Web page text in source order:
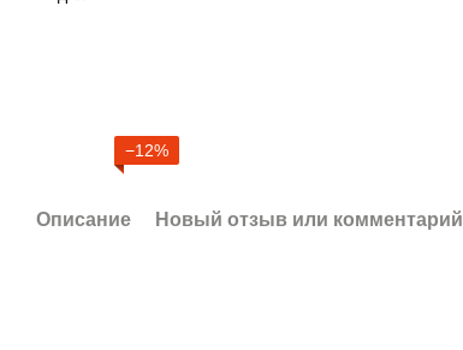
−12%
Описание Новый отзыв или комментарий